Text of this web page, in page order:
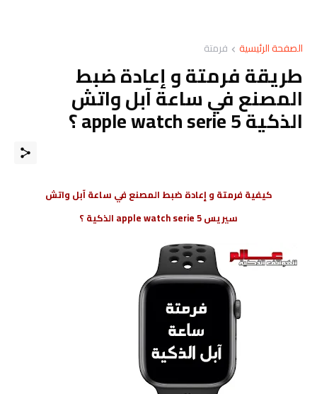
الصفحة الرئيسية فرمتة
طريقة فرمتة و إعادة ضبط
المصنع في ساعة آبل واتش
الذكية apple watch serie 5 ؟
كيفية فرمتة و إعادة ضبط المصنع في ساعة آبل واتش
سيريس apple watch serie 5 الذكية ؟